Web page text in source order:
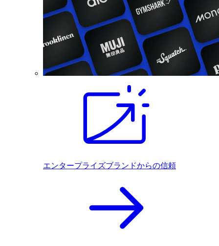
エンタープライズブランドからの信頼